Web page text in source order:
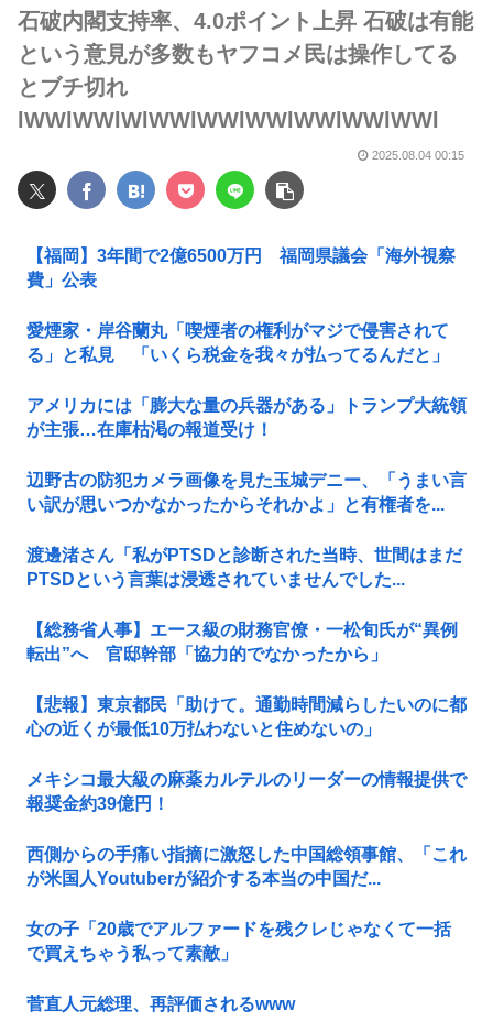
石破内閣支持率、4.0ポイント上昇 石破は有能
という意見が多数もヤフコメ民は操作してる
とブチ切れ
lWWlWWlWlWWlWWlWWlWWlWWlWWl
2025.08.04 00:15
【福岡】3年間で2億6500万円 福岡県議会「海外視察
費」公表
愛煙家・岸谷蘭丸「喫煙者の権利がマジで侵害されて
る」と私見 「いくら税金を我々が払ってるんだと」
アメリカには「膨大な量の兵器がある」トランプ大統領
が主張…在庫枯渇の報道受け！
辺野古の防犯カメラ画像を見た玉城デニー、「うまい言
い訳が思いつかなかったからそれかよ」と有権者を...
渡邊渚さん「私がPTSDと診断された当時、世間はまだ
PTSDという言葉は浸透されていませんでした...
【総務省人事】エース級の財務官僚・一松旬氏が“異例
転出”へ 官邸幹部「協力的でなかったから」
【悲報】東京都民「助けて。通勤時間減らしたいのに都
心の近くが最低10万払わないと住めないの」
メキシコ最大級の麻薬カルテルのリーダーの情報提供で
報奨金約39億円！
西側からの手痛い指摘に激怒した中国総領事館、「これ
が米国人Youtuberが紹介する本当の中国だ...
女の子「20歳でアルファードを残クレじゃなくて一括
で買えちゃう私って素敵」
菅直人元総理、再評価されるwww